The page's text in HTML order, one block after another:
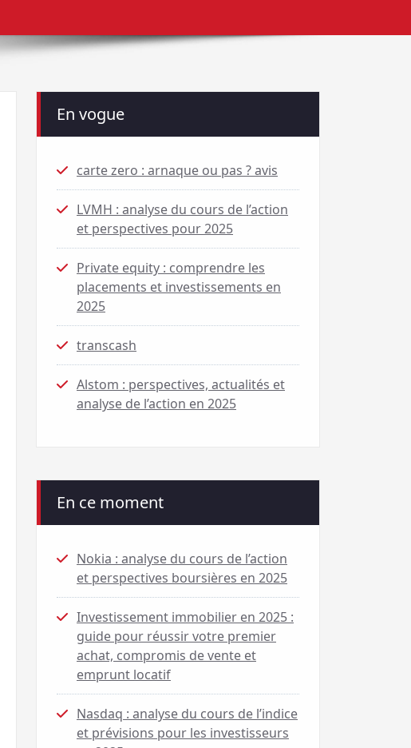
En vogue
carte zero : arnaque ou pas ? avis
LVMH : analyse du cours de l’action
et perspectives pour 2025
Private equity : comprendre les
placements et investissements en
2025
transcash
Alstom : perspectives, actualités et
analyse de l’action en 2025
En ce moment
Nokia : analyse du cours de l’action
et perspectives boursières en 2025
Investissement immobilier en 2025 :
guide pour réussir votre premier
achat, compromis de vente et
emprunt locatif
Nasdaq : analyse du cours de l’indice
et prévisions pour les investisseurs